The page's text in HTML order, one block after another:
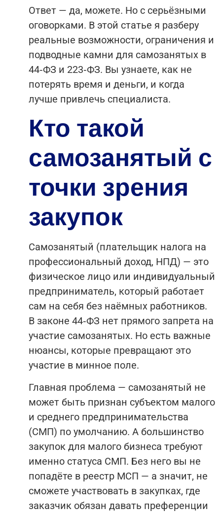
Ответ — да, можете. Но с серьёзными
оговорками. В этой статье я разберу
реальные возможности, ограничения и
подводные камни для самозанятых в
44‑ФЗ и 223‑ФЗ. Вы узнаете, как не
потерять время и деньги, и когда
лучше привлечь специалиста.
Кто такой
самозанятый с
точки зрения
закупок
Самозанятый (плательщик налога на
профессиональный доход, НПД) — это
физическое лицо или индивидуальный
предприниматель, который работает
сам на себя без наёмных работников.
В законе 44‑ФЗ нет прямого запрета на
участие самозанятых. Но есть важные
нюансы, которые превращают это
участие в минное поле.
Главная проблема — самозанятый не
может быть признан субъектом малого
и среднего предпринимательства
(СМП) по умолчанию. А большинство
закупок для малого бизнеса требуют
именно статуса СМП. Без него вы не
попадёте в реестр МСП — а значит, не
сможете участвовать в закупках, где
заказчик обязан давать преференции